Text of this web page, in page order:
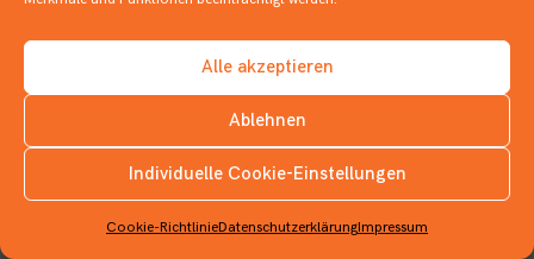
Alle akzeptieren
Ablehnen
Individuelle Cookie-Einstellungen
Cookie-RichtlinieDatenschutzerklärungImpressum
INSTAGRAM